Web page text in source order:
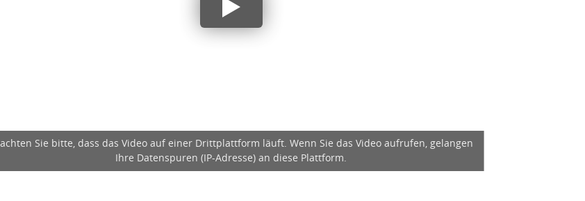
Sie bitte, dass das Video auf einer Drittplattform läuft. Wenn Sie das Video aufrufen, gelangen
Ihre Datenspuren (IP-Adresse) an diese Plattform.